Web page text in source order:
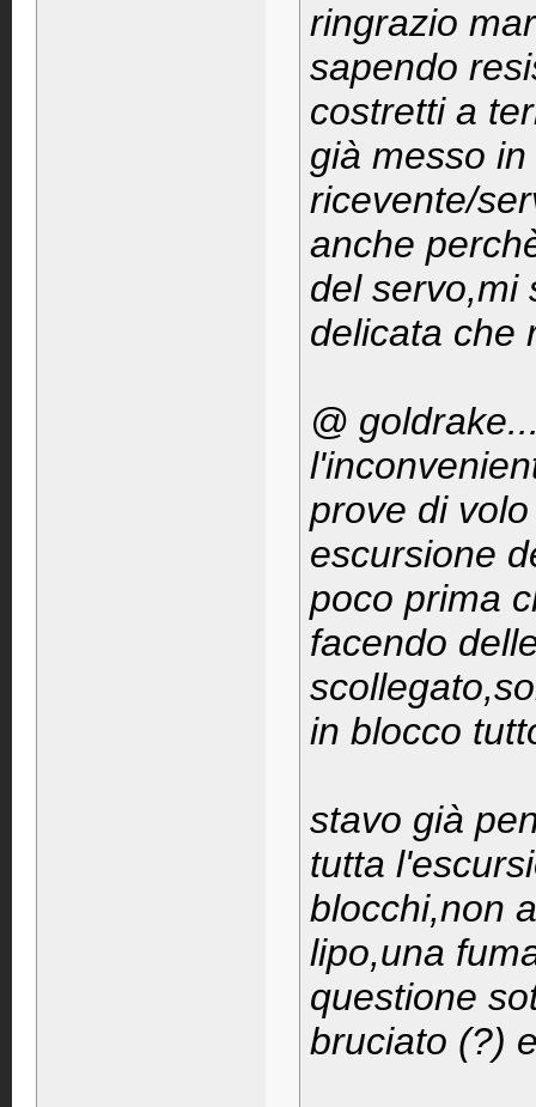
ringrazio
sapendo
costretti a
già messo
ricevente/
anche
del servo,mi
delicata che
@
prove di
escursione
poco prima
facendo
in blocco
stavo già
tutta
blocchi,non
lipo,una
questione
bruciato (?)